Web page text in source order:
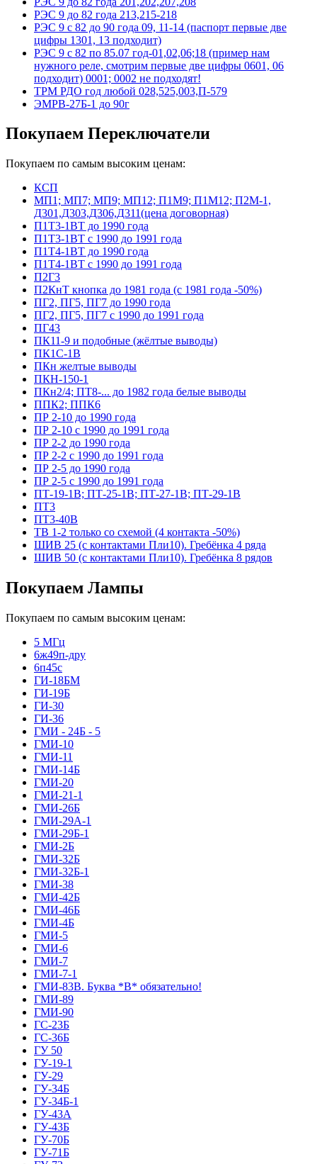
РЭС 9 до 82 года 213,215-218
РЭС 9 с 82 до 90 года 09, 11-14 (паспорт первые две
цифры 1301, 13 подходит)
РЭС 9 с 82 по 85.07 год-01,02,06;18 (пример нам
нужного реле, смотрим первые две цифры 0601, 06
подходит) 0001; 0002 не подходят!
ТРМ РДО год любой 028,525,003,П-579
ЭМРВ-27Б-1 до 90г
Покупаем Переключатели
Покупаем по самым высоким ценам:
КСП
МП1; МП7; МП9; МП12; П1М9; П1М12; П2М-1,
Д301,Д303,Д306,Д311(цена договорная)
П1Т3-1ВТ до 1990 года
П1Т3-1ВТ с 1990 до 1991 года
П1Т4-1ВТ до 1990 года
П1Т4-1ВТ с 1990 до 1991 года
П2Г3
П2КнТ кнопка до 1981 года (с 1981 года -50%)
ПГ2, ПГ5, ПГ7 до 1990 года
ПГ2, ПГ5, ПГ7 с 1990 до 1991 года
ПГ43
ПК11-9 и подобные (жёлтые выводы)
ПК1С-1В
ПКн желтые выводы
ПКН-150-1
ПКн2/4; ПТ8-... до 1982 года белые выводы
ППК2; ППК6
ПР 2-10 до 1990 года
ПР 2-10 с 1990 до 1991 года
ПР 2-2 до 1990 года
ПР 2-2 с 1990 до 1991 года
ПР 2-5 до 1990 года
ПР 2-5 с 1990 до 1991 года
ПТ-19-1В; ПТ-25-1В; ПТ-27-1В; ПТ-29-1В
ПТ3
ПТ3-40В
ТВ 1-2 только со схемой (4 контакта -50%)
ШИВ 25 (с контактами Пли10). Гребёнка 4 ряда
ШИВ 50 (с контактами Пли10). Гребёнка 8 рядов
Покупаем Лампы
Покупаем по самым высоким ценам:
5 МГц
6ж49п-дру
6п45с
ГИ-18БМ
ГИ-19Б
ГИ-30
ГИ-36
ГМИ - 24Б - 5
ГМИ-10
ГМИ-11
ГМИ-14Б
ГМИ-20
ГМИ-21-1
ГМИ-26Б
ГМИ-29А-1
ГМИ-29Б-1
ГМИ-2Б
ГМИ-32Б
ГМИ-32Б-1
ГМИ-38
ГМИ-42Б
ГМИ-46Б
ГМИ-4Б
ГМИ-5
ГМИ-6
ГМИ-7
ГМИ-7-1
ГМИ-83В. Буква *В* обязательно!
ГМИ-89
ГМИ-90
ГС-23Б
ГС-36Б
ГУ 50
ГУ-19-1
ГУ-29
ГУ-34Б
ГУ-34Б-1
ГУ-43А
ГУ-43Б
ГУ-70Б
ГУ-71Б